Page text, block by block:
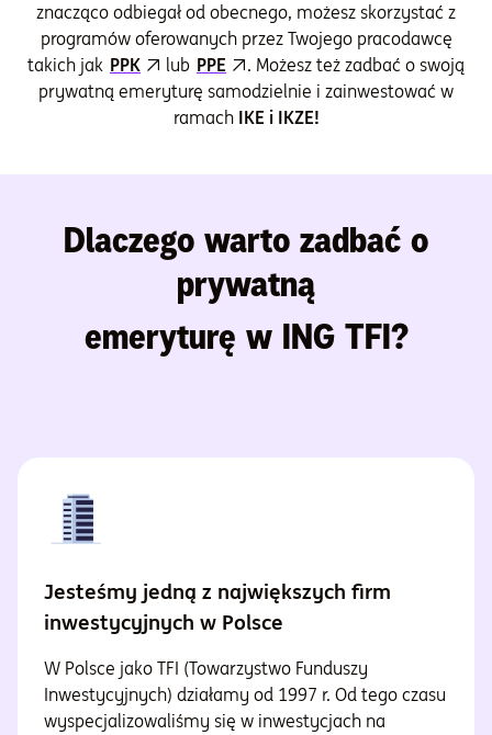
znacząco odbiegał od obecnego, możesz skorzystać z
programów oferowanych przez Twojego pracodawcę
takich jak PPK lub PPE
. Możesz też zadbać o swoją
prywatną emeryturę samodzielnie i zainwestować w
ramach IKE i IKZE!
Dlaczego warto zadbać o
prywatną
emeryturę w ING TFI?
Jesteśmy jedną z największych firm
inwestycyjnych w Polsce
W Polsce jako TFI (Towarzystwo Funduszy
Inwestycyjnych) działamy od 1997 r. Od tego czasu
wyspecjalizowaliśmy się w inwestycjach na